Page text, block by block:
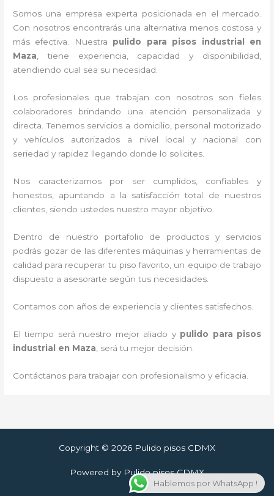
Somos una empresa experta posicionada en el mercado.
Con nosotros encontrarás una alternativa menos costosa y
más efectiva. Nuestra pulido para pisos industrial
en
Maza, tiene experiencia, capacidad y disponibilidad,
atendiendo cual sea su necesidad.
Los profesionales que trabajan con nosotros son fieles
colaboradores brindando una atención personalizada y
directa.Tenemos servicios a domicilio, personal motorizado
y vehículos autorizados a nivel local y nacional con
seriedad y rapidez llegando donde lo solicites.
Nos caracterizamos por ser cumplidos, confiables y
honestos, apuntando a la satisfacción total de nuestros
clientes, siendo ustedes nuestro mayor objetivo.
Dentro de nuestro portafolio de productos y servicios
podrás gozar de las diferentes máquinas y herramientas de
calidad para recuperar tu piso favorito, un equipo de trabajo
dispuesto a asesorarte según tus necesidades.
Contamos con años de experiencia y clientes satisfechos.
El tiempo será nuestro mejor aliado y pulido para pisos
industrial
en Maza , será tu mejor decisión.
Contáctanos para trabajar con profesionalismo y eficacia.
Copyright © 2026 Pulido pisos CDMX
Powered by Pulido pisos CDMX
Hablemos por WhatsApp !